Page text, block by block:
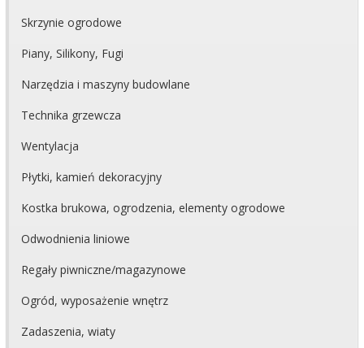
Skrzynie ogrodowe
Piany, Silikony, Fugi
Narzędzia i maszyny budowlane
Technika grzewcza
Wentylacja
Płytki, kamień dekoracyjny
Kostka brukowa, ogrodzenia, elementy ogrodowe
Odwodnienia liniowe
Regały piwniczne/magazynowe
Ogród, wyposażenie wnętrz
Zadaszenia, wiaty